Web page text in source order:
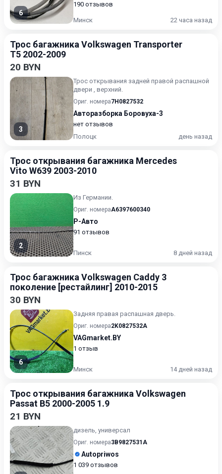
6
190 отзывов
Минск 22 часа назад
Трос багажника Volkswagen Transporter
T5 2002-2009
20 BYN
3
Трос открывания задней правой распашной
двери , верхний.
Ориг. номера7H0827532
Авторазборка Боровуха-3
нет отзывов
Полоцк
день назад
Трос открывания багажника Mercedes
Vito W639 2003-2010
31 BYN
2
Из Германии.
Ориг. номераA6397600340
Р-Авто
91 отзывов
Пинск 8 дней назад
Трос багажника Volkswagen Caddy 3
поколение [рестайлинг] 2010-2015
30 BYN
6
Задняя правая распашная дверь.
Ориг. номера2K0827532A
VAGmarket.BY
1 отзыв
Минск 14 дней назад
Трос открывания багажника Volkswagen
Passat B5 2000-2005 1.9
21 BYN
дизель, универсал
Ориг. номера3B9827531A
Autopriwos
1 039 отзывов